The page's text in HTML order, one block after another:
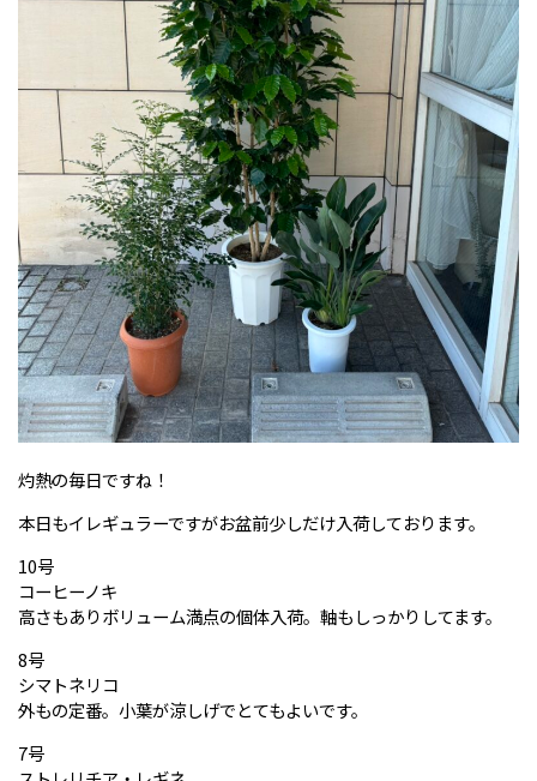
灼熱の毎日ですね！
本日もイレギュラーですがお盆前少しだけ入荷しております。
10号
コーヒーノキ
高さもありボリューム満点の個体入荷。軸もしっかりしてます。
8号
シマトネリコ
外もの定番。小葉が涼しげでとてもよいです。
7号